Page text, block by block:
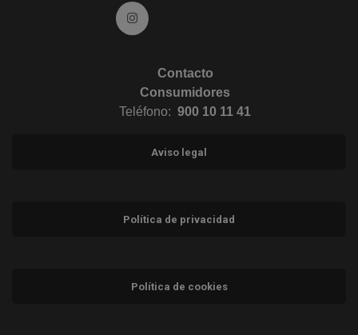
Ir a Instagram (abre en ventana nueva)
Contacto
Consumidores
Teléfono: 900 10 11 41
Aviso legal
Política de privacidad
Política de cookies